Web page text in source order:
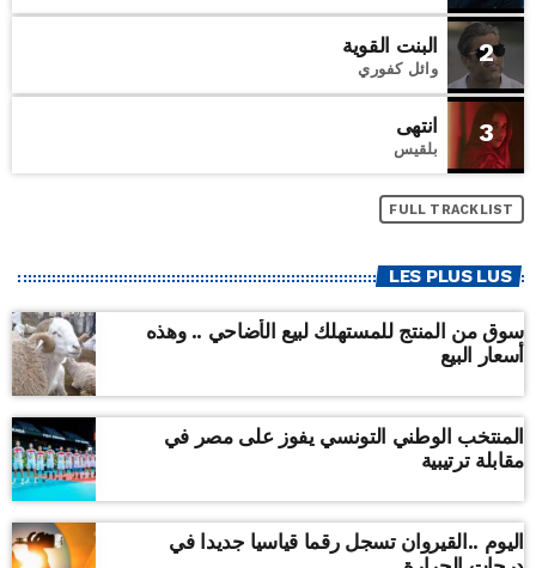
2 البنت القوية
وائل كفوري
3 انتهى
بلقيس
FULL TRACKLIST
LES PLUS LUS
سوق من المنتج للمستهلك لبيع الأضاحي .. وهذه
أسعار البيع
المنتخب الوطني التونسي يفوز على مصر في
مقابلة ترتيبية
اليوم ..القيروان تسجل رقما قياسيا جديدا في